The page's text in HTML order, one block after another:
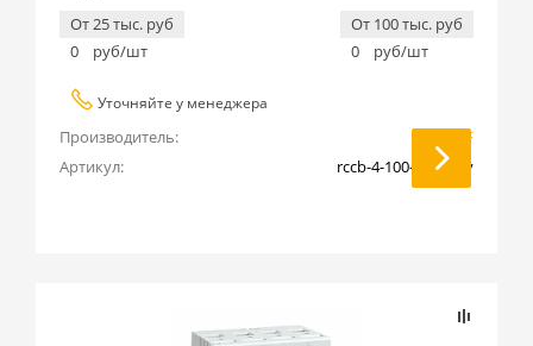
От 25 тыс. руб
0
руб/шт
От 100 тыс. руб
0
руб/шт
Уточняйте у менеджера
Производитель:
EKF
Артикул:
rccb-4-100-500-g-av